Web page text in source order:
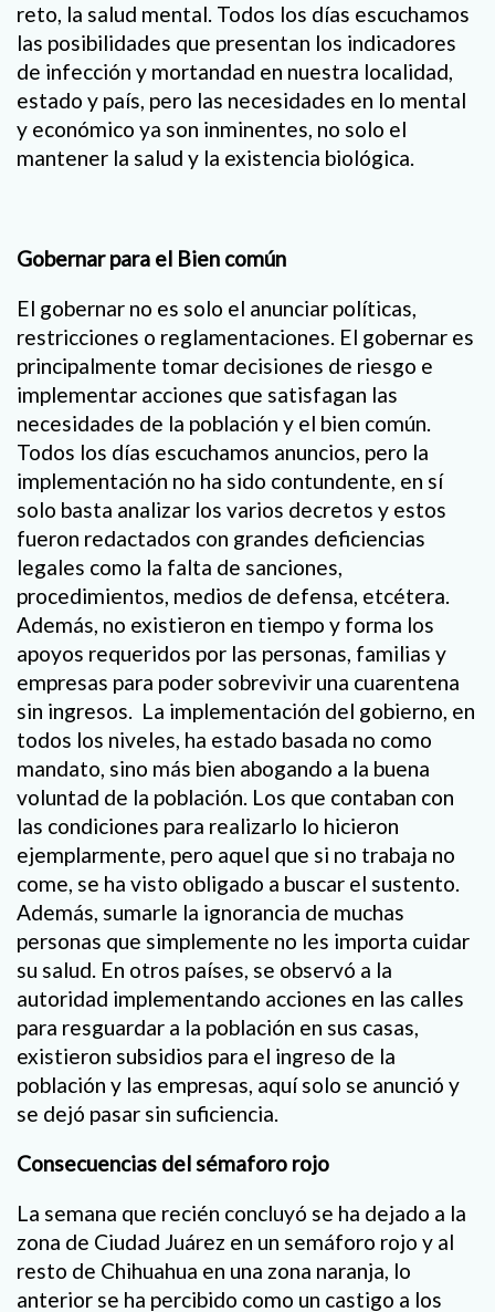
reto, la salud mental. Todos los días escuchamos
las posibilidades que presentan los indicadores
de infección y mortandad en nuestra localidad,
estado y país, pero las necesidades en lo mental
y económico ya son inminentes, no solo el
mantener la salud y la existencia biológica.
Gobernar para el Bien común
El gobernar no es solo el anunciar políticas,
restricciones o reglamentaciones. El gobernar es
principalmente tomar decisiones de riesgo e
implementar acciones que satisfagan las
necesidades de la población y el bien común.
Todos los días escuchamos anuncios, pero la
implementación no ha sido contundente, en sí
solo basta analizar los varios decretos y estos
fueron redactados con grandes deficiencias
legales como la falta de sanciones,
procedimientos, medios de defensa, etcétera.
Además, no existieron en tiempo y forma los
apoyos requeridos por las personas, familias y
empresas para poder sobrevivir una cuarentena
sin ingresos. La implementación del gobierno, en
todos los niveles, ha estado basada no como
mandato, sino más bien abogando a la buena
voluntad de la población. Los que contaban con
las condiciones para realizarlo lo hicieron
ejemplarmente, pero aquel que si no trabaja no
come, se ha visto obligado a buscar el sustento.
Además, sumarle la ignorancia de muchas
personas que simplemente no les importa cuidar
su salud. En otros países, se observó a la
autoridad implementando acciones en las calles
para resguardar a la población en sus casas,
existieron subsidios para el ingreso de la
población y las empresas, aquí solo se anunció y
se dejó pasar sin suficiencia.
Consecuencias del sémaforo rojo
La semana que recién concluyó se ha dejado a la
zona de Ciudad Juárez en un semáforo rojo y al
resto de Chihuahua en una zona naranja, lo
anterior se ha percibido como un castigo a los